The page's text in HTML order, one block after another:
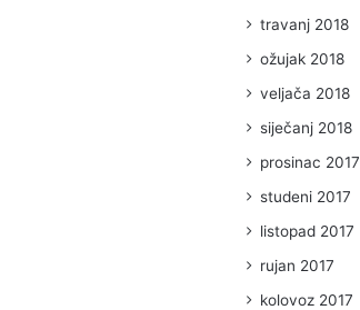
travanj 2018
ožujak 2018
veljača 2018
siječanj 2018
prosinac 2017
studeni 2017
listopad 2017
rujan 2017
kolovoz 2017